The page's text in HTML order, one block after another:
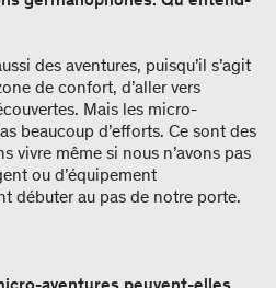
des aventures, puisqu’il s’agit
de confort, d’aller vers
Mais les micro-
beaucoup d’efforts. Ce sont des
vivre même si nous n’avons pas
ou d’équipement
débuter au pas de notre porte.